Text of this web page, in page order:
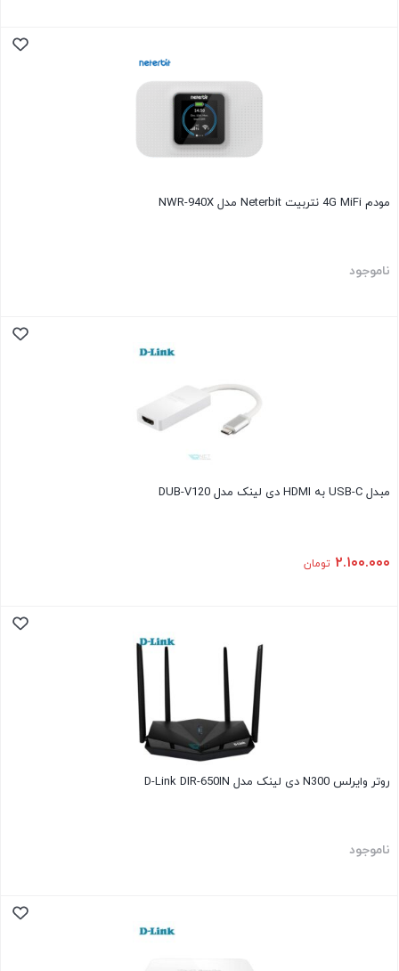
مودم 4G MiFi نتربیت Neterbit مدل NWR-940X
ناموجود
مبدل USB-C به HDMI دی لینک مدل DUB-V120
۲.۱۰۰.۰۰۰ تومان
روتر وایرلس N300 دی لینک مدل D-Link DIR-650IN
ناموجود